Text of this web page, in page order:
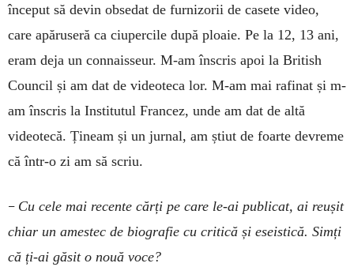
început să devin obsedat de furnizorii de casete video,
care apăruseră ca ciupercile după ploaie. Pe la 12, 13 ani,
eram deja un connaisseur. M-am înscris apoi la British
Council și am dat de videoteca lor. M-am mai rafinat și m-
am înscris la Institutul Francez, unde am dat de altă
videotecă. Țineam și un jurnal, am știut de foarte devreme
că într-o zi am să scriu.
– Cu cele mai recente cărți pe care le-ai publicat, ai reușit
chiar un amestec de biografie cu critică și eseistică. Simți
că ți-ai găsit o nouă voce?